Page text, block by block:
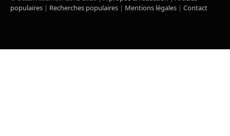
populaires | Recherches populaires | Mentions légales | Contact